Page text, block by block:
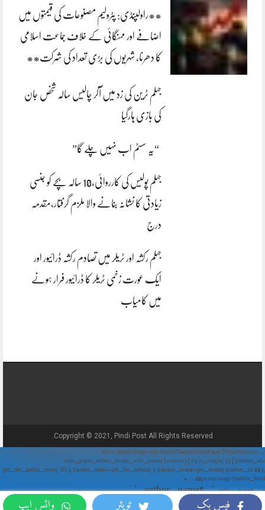
فیس بک ٹویٹر واٹس ایپ
**راولپنڈی: پٹرولیم مصنوعات کی قیمتوں میں
اضافے اور مہنگائی کے خلاف جماعت اسلامی
کا دھرنا، شہریوں کی بڑی تعداد کی شرکت**
جہلم ٹرین کی زد میں آکر چالیس سالہ شخص جان
کی بازی ہارگیا
“یہ سسٹم اب نہیں چلے گا”
جہلم پولیس کی کارروائی،10 سالہ بچے کو جنسی
زیادتی کا نشانہ بنانے والا ملزم گرفتار،مقدمہ
درج
جہلم رکشہ اور ٹریلر میں تصادم رکشہ ڈرائیور اور
ایک عورت زخمی ٹریلر کا ڈرائیور فرار ہونے
میں کامیاب
Copyright © 2021, Pindi Post All Rights Reserved.
// Show Author Image with Author Name in UrduPaper Theme function
urdu_paper_author_image_with_name($content) { if (is_single()) { $author_id =
get_the_author_meta('ID'); $author_name = get_the_author(); $author_avatar = get_avatar($author_id, 48);
// 48px size image $author_html = '
' . $author_avatar . '
' . $author_name . '
'; return $author_html . $content; } return $content; } add_filter('the_content',